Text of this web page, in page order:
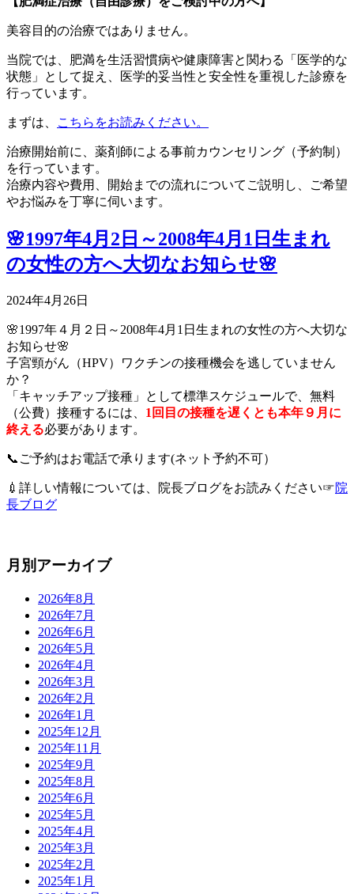
美容目的の治療ではありません。
当院では、肥満を生活習慣病や健康障害と関わる「医学的な
状態」として捉え、医学的妥当性と安全性を重視した診療を
行っています。
まずは、 こちら をお読みください。
治療開始前に、薬剤師による事前カウンセリング（予約制）
を行っています。
治療内容や費用、開始までの流れについてご説明し、ご希望
やお悩みを丁寧に伺います。
🌸1997年4月2日～2008年4月1日生まれ
の女性の方へ大切なお知らせ🌸
2024年4月26日
🌸1997年４月２日～2008年4月1日生まれの女性の方へ大切な
お知らせ🌸
子宮頸がん（HPV）ワクチンの接種機会を逃していません
か？
「キャッチアップ接種」として標準スケジュールで、無料
（公費）接種するには、 1回目の接種を遅くとも本年９月に
終える必要があります。
📞ご予約はお電話で承ります(ネット予約不可）
💉詳しい情報については、院長ブログをお読みください☞院
長ブログ
月別アーカイブ
2026年8月
2026年7月
2026年6月
2026年5月
2026年4月
2026年3月
2026年2月
2026年1月
2025年12月
2025年11月
2025年9月
2025年8月
2025年6月
2025年5月
2025年4月
2025年3月
2025年2月
2025年1月